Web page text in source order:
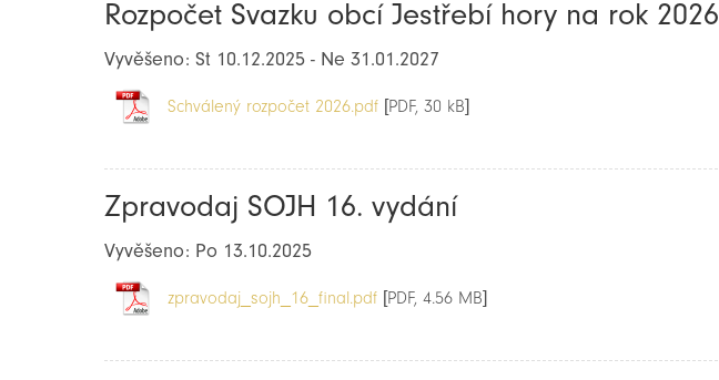
Rozpočet Svazku obcí Jestřebí hory na rok 2026
Vyvěšeno: St 10.12.2025 - Ne 31.01.2027
Schválený rozpočet 2026.pdf [PDF, 30 kB]
Zpravodaj SOJH 16. vydání
Vyvěšeno: Po 13.10.2025
zpravodaj_sojh_16_final.pdf [PDF, 4.56 MB]